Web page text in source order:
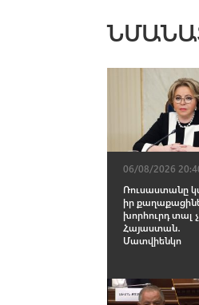
06/08/2026
Ռուսաստանը
իր
խորհուրդ տալ
Հայաստան․
Մատվիենկո